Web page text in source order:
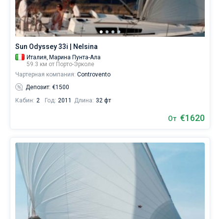
управлять
судном.
каталоге
аренду
найдете
предложений
городе
как
для
любителей
спокойного
отдыха,
Sun Odyssey 33i | Nelsina
Италия, Марина Пунта-Ала
59.3 км от Порто-Эрколе
Чартерная компания: Controvento
Депозит: €1500
Кабин: 2 Год: 2011 Длина: 32 фт
От €1620
Без шкипера
Со шкипером